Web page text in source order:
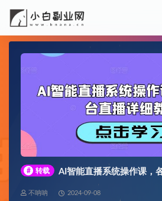
# 转载 AI智能直播系统操作课，
不呐呐 2024-09-08